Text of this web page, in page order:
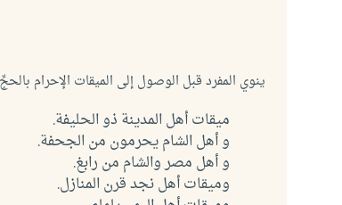
ينوي المفرد قبل الوصول إلى الميقات الإحرام
ميقات أهل المدينة ذو الحليفة.
و أهل الشام يحرمون من الجحفة.
و أهل مصر والشام من رابغ.
وميقات أهل نجد قرن المنازل.